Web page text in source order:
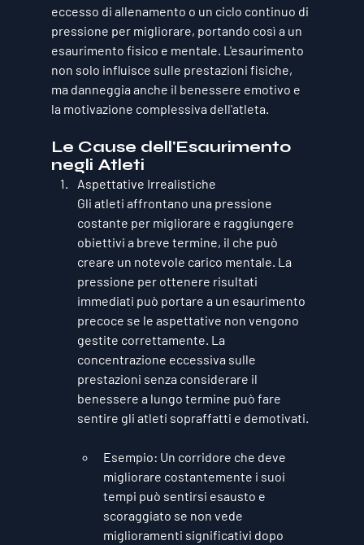
eccesso di allenamento o un ciclo continuo di
pressione per migliorare, portando così a un
esaurimento fisico e mentale. L'esaurimento
non solo influisce sulle prestazioni fisiche,
ma danneggia anche il benessere emotivo e
la motivazione complessiva dell'atleta.
Le Cause dell'Esaurimento
negli Atleti
Aspettative Irrealistiche
Gli atleti affrontano una pressione
costante per migliorare e raggiungere
obiettivi a breve termine, il che può
creare un notevole carico mentale. La
pressione per ottenere risultati
immediati può portare a un esaurimento
precoce se le aspettative non vengono
gestite correttamente. La
concentrazione eccessiva sulle
prestazioni senza considerare il
benessere a lungo termine può fare
sentire gli atleti sopraffatti e demotivati.
Esempio: Un corridore che deve
migliorare costantemente i suoi
tempi può sentirsi esausto e
scoraggiato se non vede
miglioramenti significativi dopo